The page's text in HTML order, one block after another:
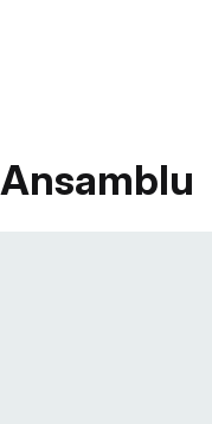
Ansamblu